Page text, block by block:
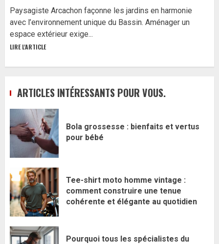
Paysagiste Arcachon façonne les jardins en harmonie
avec l’environnement unique du Bassin. Aménager un
espace extérieur exige...
LIRE L'ARTICLE
ARTICLES INTÉRESSANTS POUR VOUS.
Bola grossesse : bienfaits et vertus
pour bébé
Tee-shirt moto homme vintage :
comment construire une tenue
cohérente et élégante au quotidien
Pourquoi tous les spécialistes du